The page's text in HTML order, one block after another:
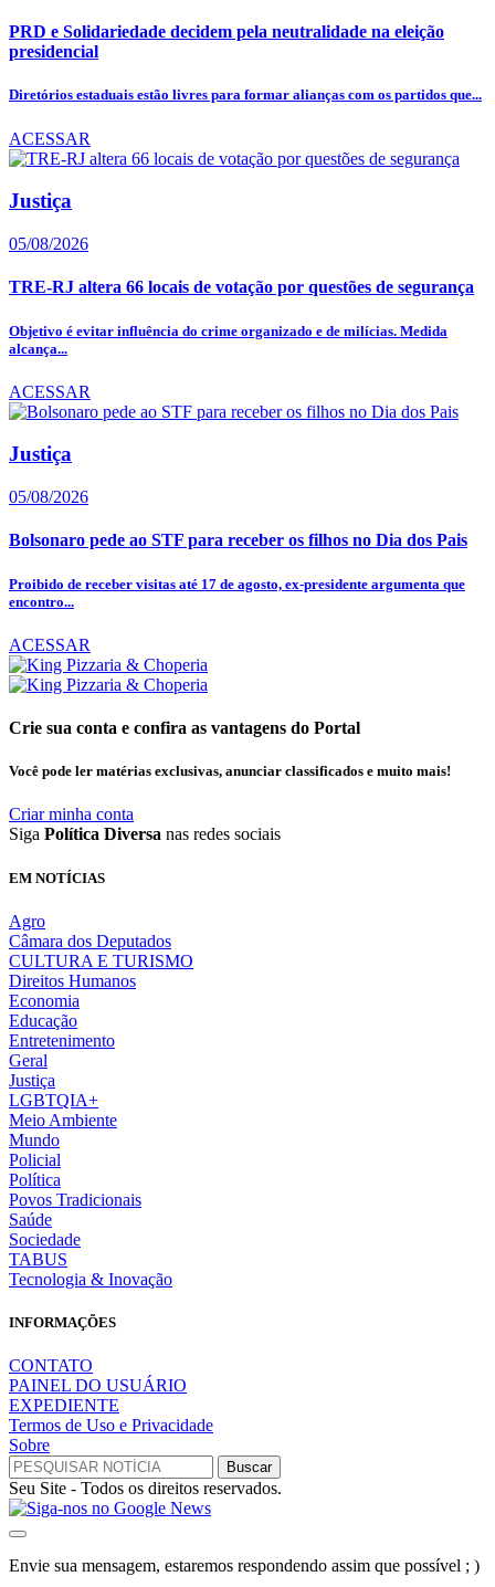
PRD e Solidariedade decidem pela neutralidade na eleição
presidencial
Diretórios estaduais estão livres para formar alianças com os partidos que...
ACESSAR
Justiça
05/08/2026
TRE-RJ altera 66 locais de votação por questões de segurança
Objetivo é evitar influência do crime organizado e de milícias. Medida
alcança...
ACESSAR
Justiça
05/08/2026
Bolsonaro pede ao STF para receber os filhos no Dia dos Pais
Proibido de receber visitas até 17 de agosto, ex-presidente argumenta que
encontro...
ACESSAR
Crie sua conta e confira as vantagens do Portal
Você pode ler matérias exclusivas, anunciar classificados e muito mais!
Criar minha conta
Siga Política Diversa nas redes sociais
EM NOTÍCIAS
Agro
Câmara dos Deputados
CULTURA E TURISMO
Direitos Humanos
Economia
Educação
Entretenimento
Geral
Justiça
LGBTQIA+
Meio Ambiente
Mundo
Policial
Política
Povos Tradicionais
Saúde
Sociedade
TABUS
Tecnologia & Inovação
INFORMAÇÕES
CONTATO
PAINEL DO USUÁRIO
EXPEDIENTE
Termos de Uso e Privacidade
Sobre
Seu Site - Todos os direitos reservados.
Envie sua mensagem, estaremos respondendo assim que possível ; )